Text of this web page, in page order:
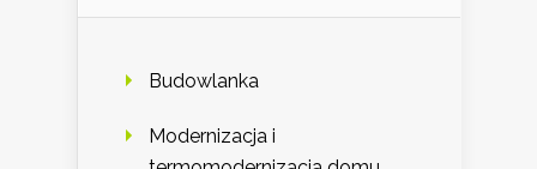
Budowlanka
Modernizacja i